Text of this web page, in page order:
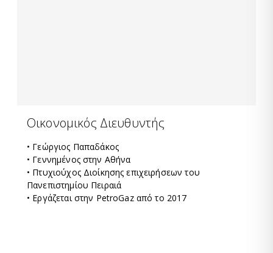
Οικονομικός Διευθυντής
• Γεώργιος Παπαδάκος
• Γεννημένος στην Αθήνα
• Πτυχιούχος Διοίκησης επιχειρήσεων του
Πανεπιστημίου Πειραιά
• Εργάζεται στην PetroGaz από το 2017